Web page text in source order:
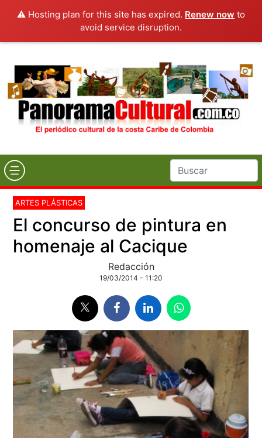
⚠️ Hosting plan for this site has expired. Renew now to
avoid service disruption.
ARTES PLÁSTICAS
El concurso de pintura en
homenaje al Cacique
Redacción
19/03/2014 - 11:20